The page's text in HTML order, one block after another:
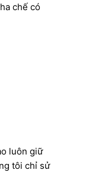
chế có
luôn giữ
tôi chỉ sử